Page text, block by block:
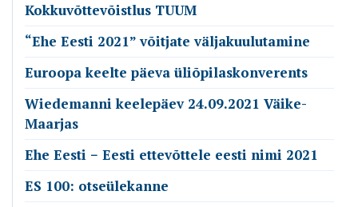
Kokkuvõttevõistlus TUUM
“Ehe Eesti 2021” võitjate väljakuulutamine
Euroopa keelte päeva üliõpilaskonverents
Wiedemanni keelepäev 24.09.2021 Väike-
Maarjas
Ehe Eesti − Eesti ettevõttele eesti nimi 2021
ES 100: otseülekanne